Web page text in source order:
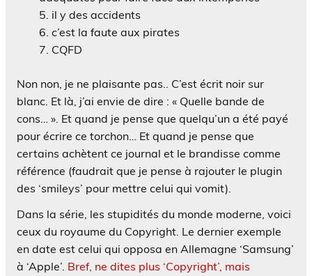
il y des accidents
c’est la faute aux pirates
CQFD
Non non, je ne plaisante pas.. C’est écrit noir sur
blanc. Et là, j’ai envie de dire : « Quelle bande de
cons… ». Et quand je pense que quelqu’un a été payé
pour écrire ce torchon… Et quand je pense que
certains achètent ce journal et le brandisse comme
référence (faudrait que je pense à rajouter le plugin
des ‘smileys’ pour mettre celui qui vomit).
Dans la série, les stupidités du monde moderne, voici
ceux du royaume du Copyright. Le dernier exemple
en date est celui qui opposa en Allemagne ‘Samsung’
à ‘Apple’. Bref, ne dites plus ‘Copyright’, mais